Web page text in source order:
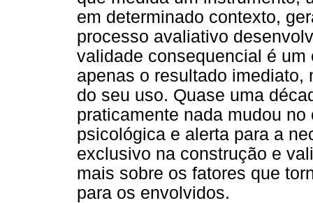
em determinado contexto,
processo avaliativo
validade consequencial é
apenas o resultado
do seu uso. Quase uma
praticamente nada mudou
psicológica e alerta para a
exclusivo na construção e
mais sobre os fatores que
para os envolvidos.